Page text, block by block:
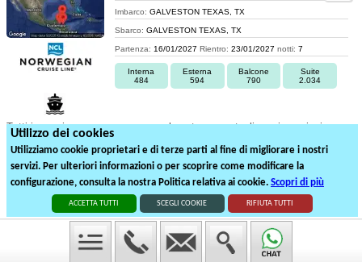
Utilizzo dei cookies
Utilizziamo cookie proprietari e di terze parti al fine di migliorare i nostri
servizi. Per ulteriori informazioni o per scoprire come modificare la
configurazione, consulta la nostra Politica relativa ai cookie. Scopri di più
ACCETTA TUTTI SCEGLI COOKIE RIFIUTA TUTTI
Imbarco: GALVESTON TEXAS, TX
Sbarco: GALVESTON TEXAS, TX
Partenza: 16/01/2027 Rientro: 23/01/2027 notti: 7
Interna
484
Esterna
594
Balcone
790
Suite
2.034
Tutti i prezzi sono per persona escluse tasse portuali, assicurazioni e
1 2 3 4 5 6
102partenze suddivise in6pagine